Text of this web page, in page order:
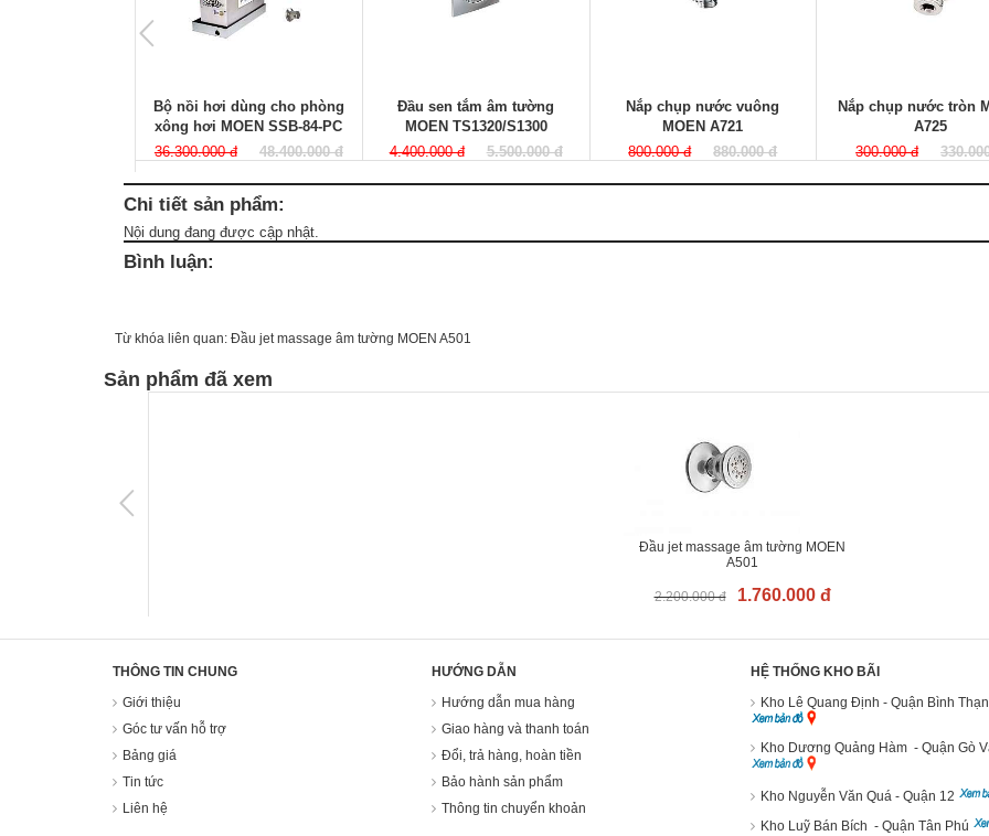
Bộ nồi hơi dùng cho phòng
xông hơi MOEN SSB-84-PC
36.300.000 đ
48.400.000 đ
Đầu sen tắm âm tường
MOEN TS1320/S1300
4.400.000 đ
5.500.000 đ
Nắp chụp nước vuông
MOEN A721
800.000 đ
880.000 đ
Nắp chụp nước tròn
A725
300.000 đ
Chi tiết sản phẩm:
Nội dung đang được cập nhật.
Bình luận:
Từ khóa liên quan: Đầu jet massage âm tường MOEN A501
Sản phẩm đã xem
Đầu jet massage âm tường MOEN
A501
2.200.000 đ 1.760.000 đ
THÔNG TIN CHUNG
Giới thiệu
Góc tư vấn hỗ trợ
Bảng giá
Tin tức
Liên hệ
HƯỚNG DẪN
Hướng dẫn mua hàng
Giao hàng và thanh toán
Đổi, trả hàng, hoàn tiền
Bảo hành sản phẩm
Thông tin chuyển khoản
HỆ THỐNG KHO BÃI
Kho Lê Quang Định - Quận Bình
Kho Dương Quảng Hàm - Quận Gò
Kho Nguyễn Văn Quá - Quận 12
Kho Luỹ Bán Bích - Quận Tân Phú